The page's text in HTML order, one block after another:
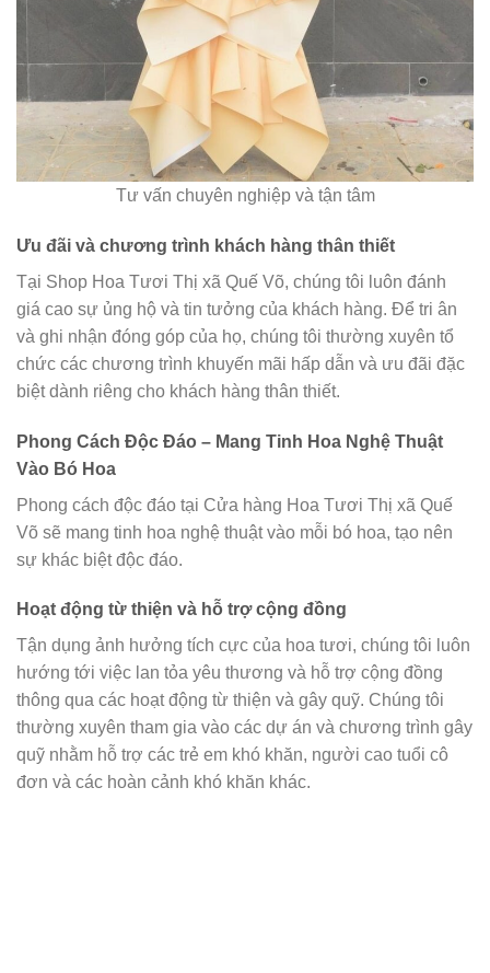
Tư vấn chuyên nghiệp và tận tâm
Ưu đãi và chương trình khách hàng thân thiết
Tại Shop Hoa Tươi Thị xã Quế Võ, chúng tôi luôn đánh
giá cao sự ủng hộ và tin tưởng của khách hàng. Để tri ân
và ghi nhận đóng góp của họ, chúng tôi thường xuyên tổ
chức các chương trình khuyến mãi hấp dẫn và ưu đãi đặc
biệt dành riêng cho khách hàng thân thiết.
Phong Cách Độc Đáo – Mang Tinh Hoa Nghệ Thuật
Vào Bó Hoa
Phong cách độc đáo tại Cửa hàng Hoa Tươi Thị xã Quế
Võ sẽ mang tinh hoa nghệ thuật vào mỗi bó hoa, tạo nên
sự khác biệt độc đáo.
Hoạt động từ thiện và hỗ trợ cộng đồng
Tận dụng ảnh hưởng tích cực của hoa tươi, chúng tôi luôn
hướng tới việc lan tỏa yêu thương và hỗ trợ cộng đồng
thông qua các hoạt động từ thiện và gây quỹ. Chúng tôi
thường xuyên tham gia vào các dự án và chương trình gây
quỹ nhằm hỗ trợ các trẻ em khó khăn, người cao tuổi cô
đơn và các hoàn cảnh khó khăn khác.